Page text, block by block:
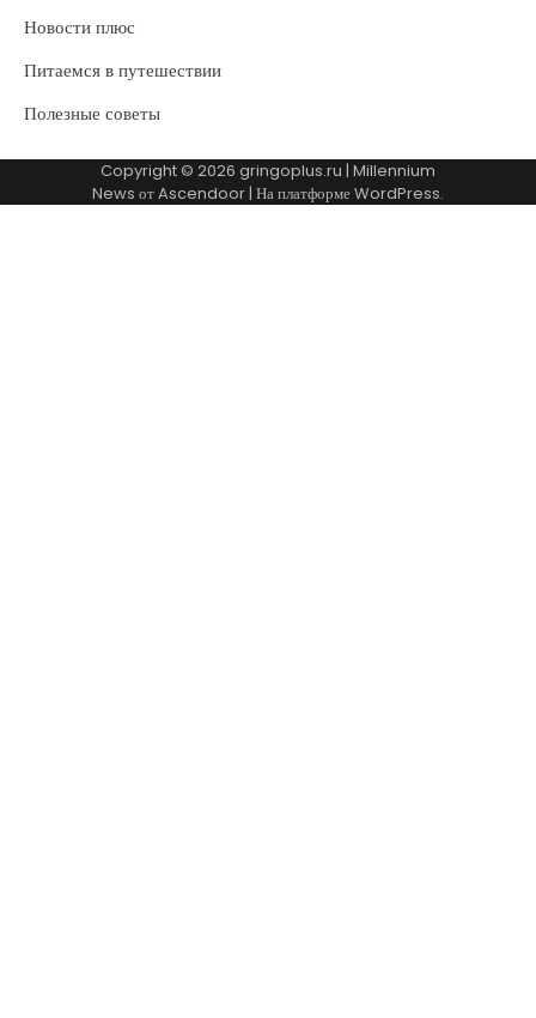
Новости плюс
Питаемся в путешествии
Полезные советы
Copyright © 2026 gringoplus.ru | Millennium
News отAscendoor| На платформеWordPress.